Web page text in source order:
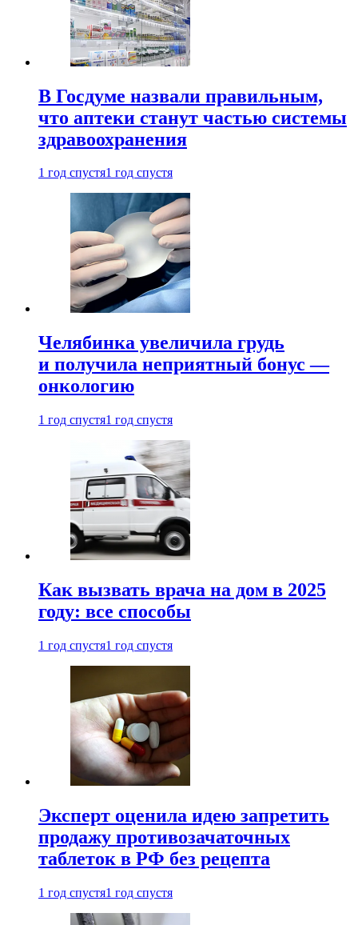
В Госдуме назвали правильным,
что аптеки станут частью системы
здравоохранения
1 год спустя1 год спустя
Челябинка увеличила грудь
и получила неприятный бонус —
онкологию
1 год спустя1 год спустя
Как вызвать врача на дом в 2025
году: все способы
1 год спустя1 год спустя
Эксперт оценила идею запретить
продажу противозачаточных
таблеток в РФ без рецепта
1 год спустя1 год спустя